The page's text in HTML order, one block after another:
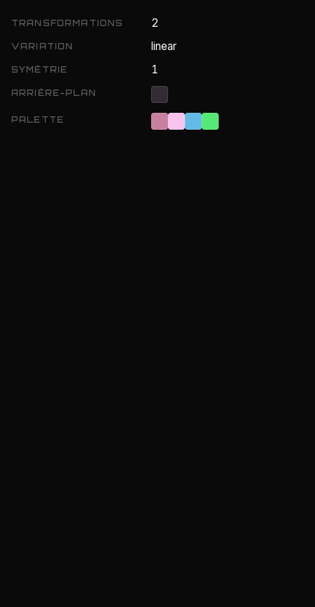
TRANSFORMATIONS 2
VARIATION linear
SYMÉTRIE 1
ARRIÈRE-PLAN
PALETTE